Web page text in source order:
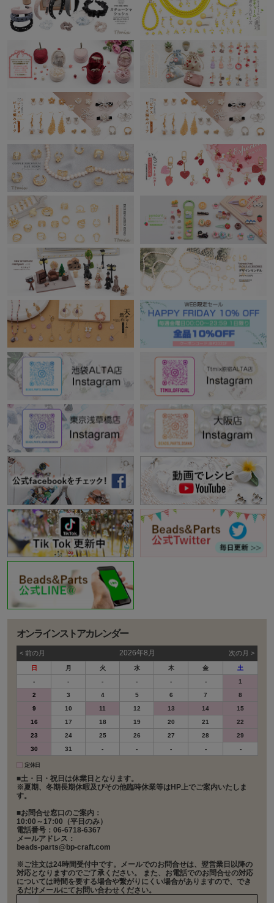
オンラインストアカレンダー
< 前の⽉ 2026年8月 次の⽉ >
日 月 火 水 木 金
土
-
- - - - -
1
2
3 4 5 6 7
8
9
10 11 12 13 14
15
16
17 18 19 20 21
22
23
24 25 26 27 28
29
30
31 - - - - -
定休日
■土・日・祝日は休業日となります。
※夏期、冬期長期休暇及びその他臨時休業等はHP上でご案内いたしま
す。
■お問合せ窓口のご案内：
10:00～17:00（平日のみ）
電話番号：06-6718-6367
メールアドレス：
beads-parts@bp-craft.com
※ご注文は24時間受付中です。メールでのお問合せは、翌営業日以降の
対応となりますのでご了承ください。 また、お電話でのお問合せの対応
については時間を要する場合や繋がりにくい場合がありますので、でき
るだけメールにてお問い合わせください。